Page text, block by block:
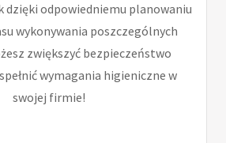
dzięki odpowiedniemu planowaniu
wykonywania poszczególnych
zwiększyć bezpieczeństwo
wymagania higieniczne w
swojej firmie!